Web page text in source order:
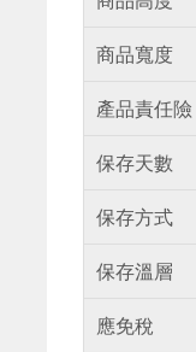
商品寬度
產品責任險
保存天數
保存方式
保存溫層
應免稅